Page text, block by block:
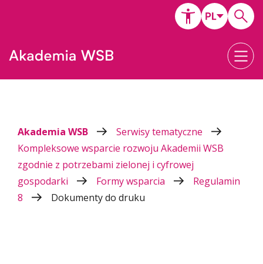
Akademia WSB
Serwisy tematyczne
Kompleksowe wsparcie rozwoju Akademii WSB
zgodnie z potrzebami zielonej i cyfrowej
gospodarki
Formy wsparcia
Regulamin
8
Dokumenty do druku